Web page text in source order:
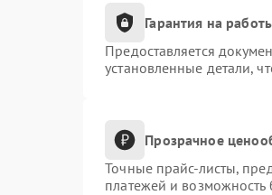
Гарантия на
Предоставляется
установленные детали,
Прозрачное
Точные прайс-листы,
платежей и возможность